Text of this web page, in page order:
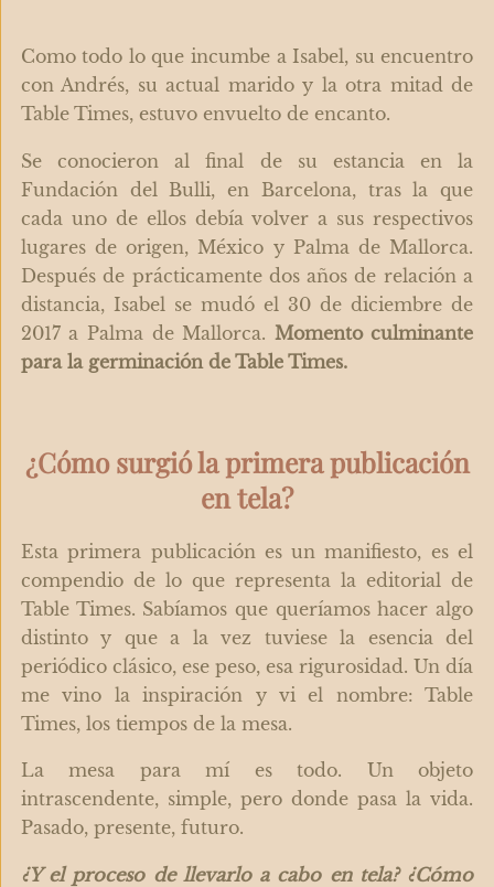
Como todo lo que incumbe a Isabel, su encuentro
con Andrés, su actual marido y la otra mitad de
Table Times, estuvo envuelto de encanto.
Se conocieron al final de su estancia en la
Fundación del Bulli, en Barcelona, tras la que
cada uno de ellos debía volver a sus respectivos
lugares de origen, México y Palma de Mallorca.
Después de prácticamente dos años de relación a
distancia, Isabel se mudó el 30 de diciembre de
2017 a Palma de Mallorca. Momento culminante
para la germinación de Table Times.
¿Cómo surgió la primera publicación
en tela?
Esta primera publicación es un manifiesto, es el
compendio de lo que representa la editorial de
Table Times. Sabíamos que queríamos hacer algo
distinto y que a la vez tuviese la esencia del
periódico clásico, ese peso, esa rigurosidad. Un día
me vino la inspiración y vi el nombre: Table
Times, los tiempos de la mesa.
La mesa para mí es todo. Un objeto
intrascendente, simple, pero donde pasa la vida.
Pasado, presente, futuro.
¿Y el proceso de llevarlo a cabo en tela? ¿Cómo